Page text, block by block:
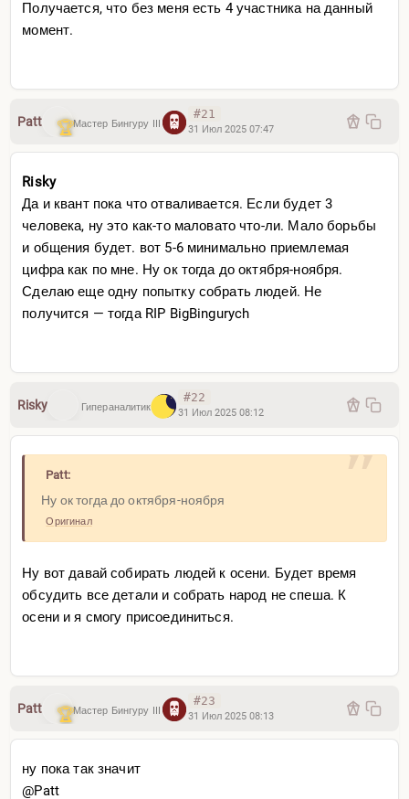
Получается, что без меня есть 4 участника на данный
момент.
Patt Мастер Бингуру III
#21
31 Июл 2025 07:47
Risky
Да и квант пока что отваливается. Если будет 3
человека, ну это как-то маловато что-ли. Мало борьбы
и общения будет. вот 5-6 минимально приемлемая
цифра как по мне. Ну ок тогда до октября-ноября.
Сделаю еще одну попытку собрать людей. Не
получится — тогда RIP BigBingurych
Risky Гипераналитик
#22
31 Июл 2025 08:12
Patt:
Ну ок тогда до октября-ноября
Оригинал
Ну вот давай собирать людей к осени. Будет время
обсудить все детали и собрать народ не спеша. К
осени и я смогу присоединиться.
Patt Мастер Бингуру III
#23
31 Июл 2025 08:13
ну пока так значит
@Patt